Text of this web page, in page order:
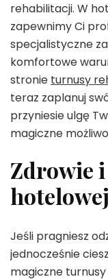
rehabilitacji. W
zapewnimy Ci
specjalistyczne
komfortowe
stronie turnusy
teraz zaplanuj
przyniesie ulgę
magiczne
Zdrowie
Jeśli pragniesz
jednocześnie
magiczne